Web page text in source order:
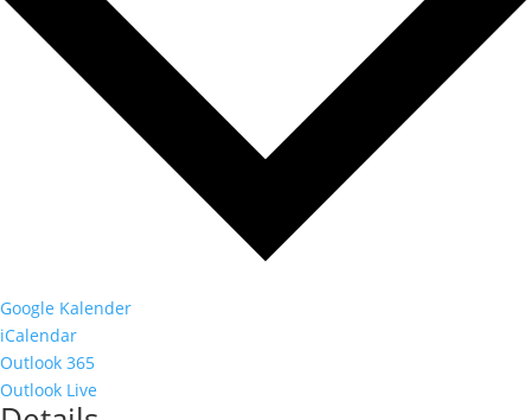
Google Kalender
iCalendar
Outlook 365
Outlook Live